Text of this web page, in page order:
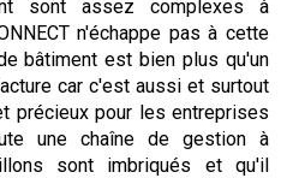
sont assez complexes à
n'échappe pas à cette
bâtiment est bien plus qu'un
car c'est aussi et surtout
précieux pour les entreprises
une chaîne de gestion à
sont imbriqués et qu'il